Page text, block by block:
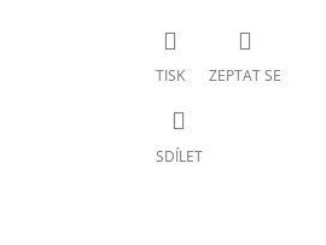
TISK ZEPTAT SE
SDÍLET